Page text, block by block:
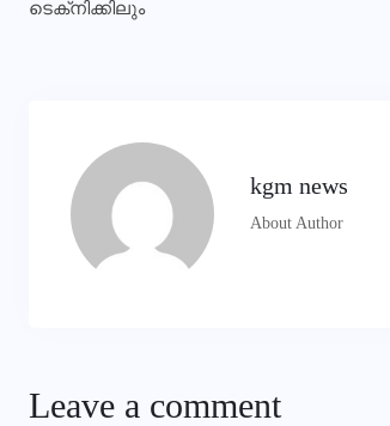
kgm news
About Author
Leave a comment